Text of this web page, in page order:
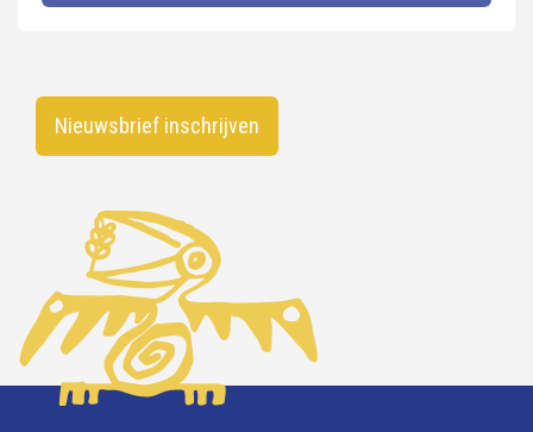
Nieuwsbrief inschrijven